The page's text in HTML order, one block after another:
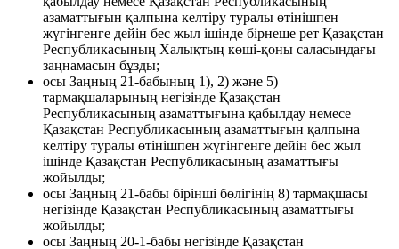
азаматтығын қалпына келтіру туралы өтінішпен
жүгінгенге дейін бес жыл ішінде бірнеше рет Қазақстан
Республикасының Халықтың көші-қоны саласындағы
заңнамасын бұзды;
осы Заңның 21-бабының 1), 2) және 5)
тармақшаларының негізінде Қазақстан
Республикасының азаматтығына қабылдау немесе
Қазақстан Республикасының азаматтығын қалпына
келтіру туралы өтінішпен жүгінгенге дейін бес жыл
ішінде Қазақстан Республикасының азаматтығы
жойылды;
осы Заңның 21-бабы бірінші бөлігінің 8) тармақшасы
негізінде Қазақстан Республикасының азаматтығы
жойылды;
осы Заңның 20-1-бабы негізінде Қазақстан